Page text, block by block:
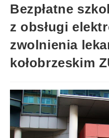
Bezpłatne
z obsługi
zwolnienia
kołobrzeskim